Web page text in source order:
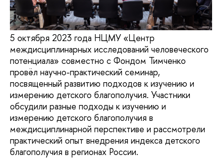
5 октября 2023 года НЦМУ «Центр
междисциплинарных исследований человеческого
потенциала» совместно с Фондом Тимченко
провёл научно-практический семинар,
посвященный развитию подходов к изучению и
измерению детского благополучия. Участники
обсудили разные подходы к изучению и
измерению детского благополучия в
междисциплинарной перспективе и рассмотрели
практический опыт внедрения индекса детского
благополучия в регионах России.